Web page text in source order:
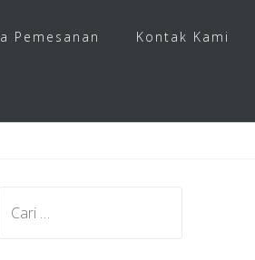
Pemesanan Kontak Kami